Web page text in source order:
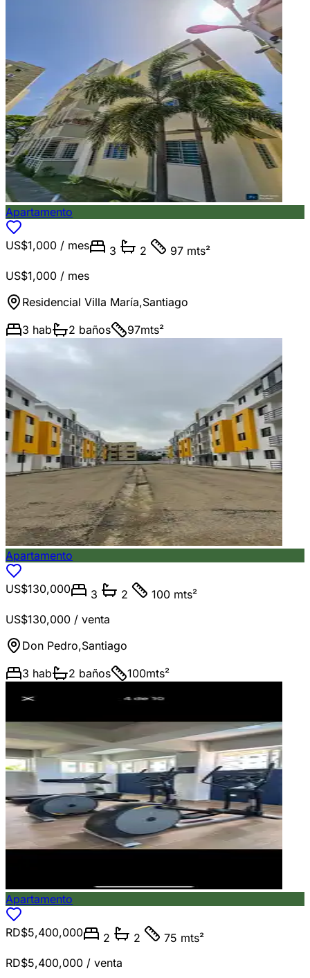
Apartamento
US$1,000 / mes 3 2
97 mts²
US$1,000 / mes
Residencial Villa María,Santiago
3 hab 2 baños 97mts²
Apartamento
US$130,000 3 2
100 mts²
US$130,000 / venta
Don Pedro,Santiago
3 hab 2 baños 100mts²
Apartamento
RD$5,400,000 2 2
75 mts²
RD$5,400,000 / venta